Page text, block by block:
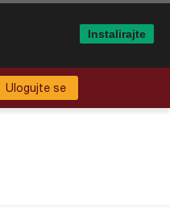
Ulogujte se
Instalirajte